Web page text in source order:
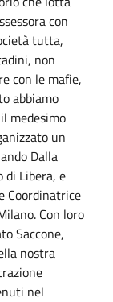
con
tutta,
non
con le mafie,
abbiamo
medesimo
un
Dalla
di Libera, e
Coordinatrice
Con loro
Saccone,
nostra
nel